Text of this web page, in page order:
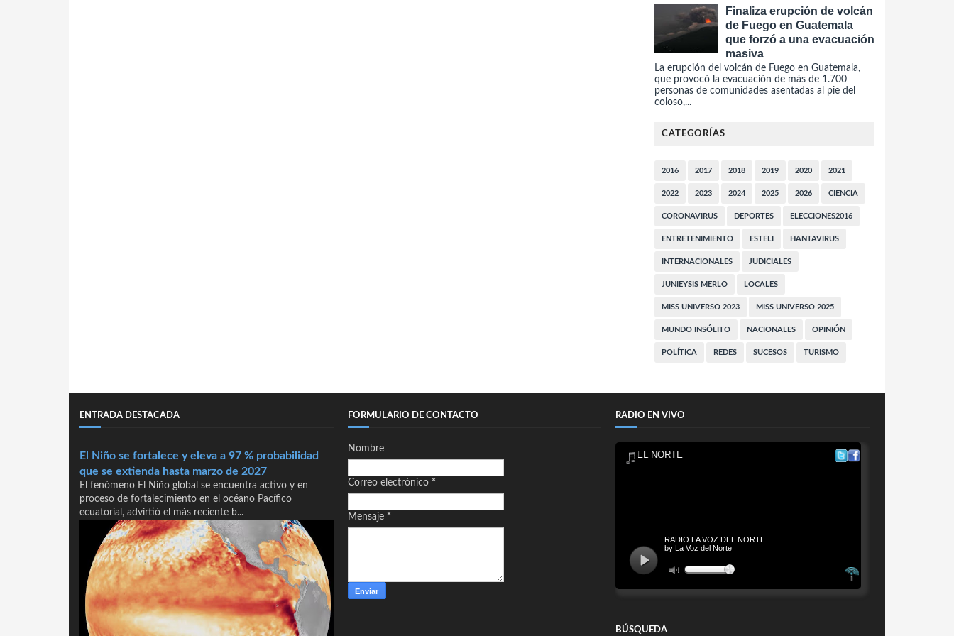
Finaliza erupción de volcán
de Fuego en Guatemala
que forzó a una evacuación
masiva
La erupción del volcán de Fuego en Guatemala,
que provocó la evacuación de más de 1.700
personas de comunidades asentadas al pie del
coloso,...
CATEGORÍAS
2016 2017 2018 2019 2020 2021
2022 2023 2024 2025 2026 CIENCIA
CORONAVIRUS DEPORTES ELECCIONES2016
ENTRETENIMIENTO ESTELI HANTAVIRUS
INTERNACIONALES JUDICIALES
JUNIEYSIS MERLO LOCALES
MISS UNIVERSO 2023 MISS UNIVERSO 2025
MUNDO INSÓLITO NACIONALES OPINIÓN
POLÍTICA REDES SUCESOS TURISMO
ENTRADA DESTACADA
El Niño se fortalece y eleva a 97 % probabilidad
que se extienda hasta marzo de 2027
El fenómeno El Niño global se encuentra activo y en
proceso de fortalecimiento en el océano Pacífico
ecuatorial, advirtió el más reciente b...
FORMULARIO DE CONTACTO
Nombre
Correo electrónico *
Mensaje *
RADIO EN VIVO
BÚSQUEDA